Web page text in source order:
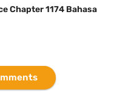
Ambisi Industri Pariwisata
Chapter 1174 Bahasa